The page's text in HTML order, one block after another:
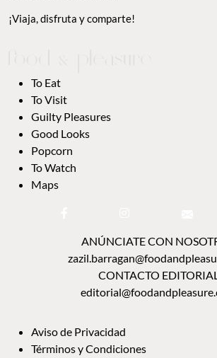
¡Viaja, disfruta y comparte!
To Eat
To Visit
Guilty Pleasures
Good Looks
Popcorn
To Watch
Maps
ANÚNCIATE CON
CONTACTO EDITORIAL
Aviso de Privacidad
Términos y Condiciones